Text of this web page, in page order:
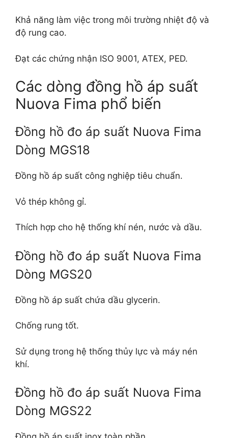
Khả năng làm việc trong môi trường nhiệt độ và
độ rung cao.
Đạt các chứng nhận ISO 9001, ATEX, PED.
Các dòng đồng hồ áp suất
Nuova Fima phổ biến
Đồng hồ đo áp suất Nuova Fima
Dòng MGS18
Đồng hồ áp suất công nghiệp tiêu chuẩn.
Vỏ thép không gỉ.
Thích hợp cho hệ thống khí nén, nước và dầu.
Đồng hồ đo áp suất Nuova Fima
Dòng MGS20
Đồng hồ áp suất chứa dầu glycerin.
Chống rung tốt.
Sử dụng trong hệ thống thủy lực và máy nén
khí.
Đồng hồ đo áp suất Nuova Fima
Dòng MGS22